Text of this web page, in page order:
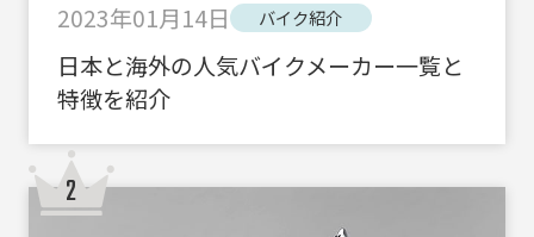
2023年01月14日 バイク紹介
日本と海外の人気バイクメーカー一覧と
特徴を紹介